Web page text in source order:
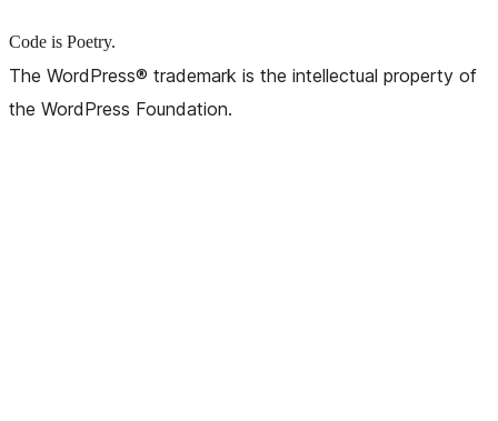
Code is Poetry.
The WordPress® trademark is the intellectual property of
the WordPress Foundation.